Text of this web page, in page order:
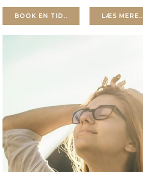
BOOK EN TID.. LÆS MERE..